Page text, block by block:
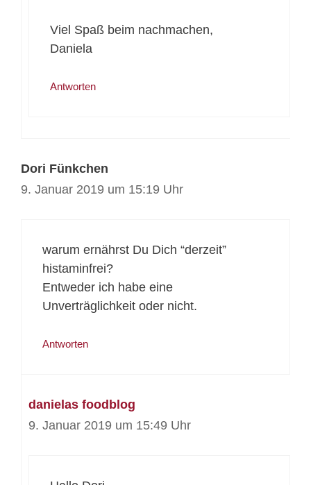
Viel Spaß beim nachmachen,
Daniela
Antworten
Dori Fünkchen
9. Januar 2019 um 15:19 Uhr
warum ernährst Du Dich “derzeit”
histaminfrei?
Entweder ich habe eine
Unverträglichkeit oder nicht.
Antworten
danielas foodblog
9. Januar 2019 um 15:49 Uhr